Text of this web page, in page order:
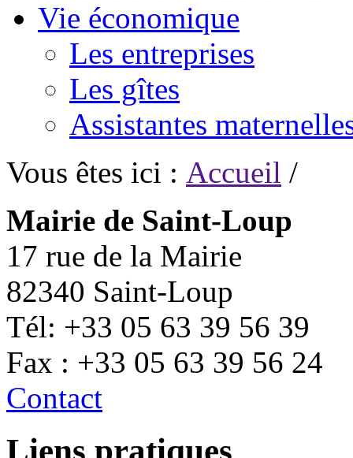
Vie économique
Les entreprises
Les gîtes
Assistantes
Vous êtes ici : Accueil /
Mairie de Saint-Loup
17 rue de la Mairie
82340 Saint-Loup
Tél: +33 05 63 39 56 39
Fax : +33 05 63 39 56 24
Contact
Liens pratiques